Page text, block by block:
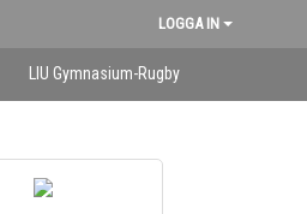
LOGGA IN
LIU Gymnasium-Rugby